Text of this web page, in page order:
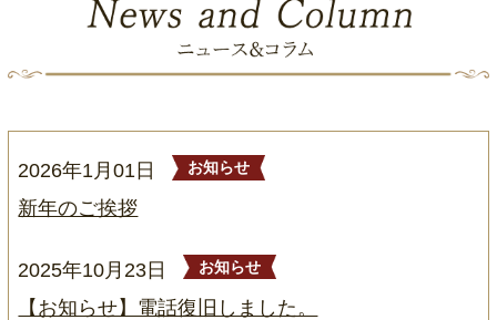
2026年1月01日 お知らせ
新年のご挨拶
2025年10月23日 お知らせ
【お知らせ】電話復旧しました。